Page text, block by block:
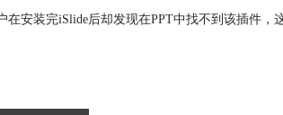
安装完iSlide后却发现在PPT中找不到该插件